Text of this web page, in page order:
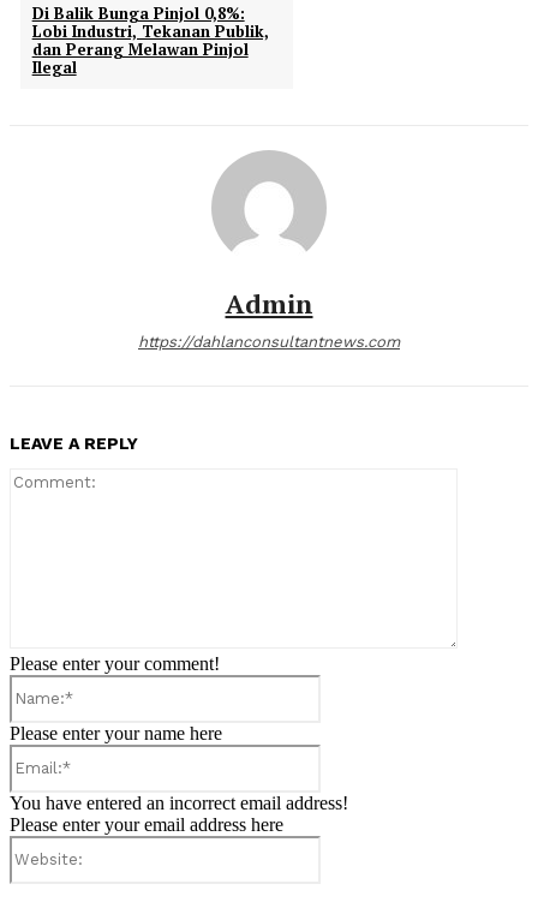
Di Balik Bunga Pinjol 0,8%:
Lobi Industri, Tekanan Publik,
dan Perang Melawan Pinjol
Ilegal
Admin
https://dahlanconsultantnews.com
LEAVE A REPLY
Please enter your comment!
Please enter your name here
You have entered an incorrect email address!
Please enter your email address here